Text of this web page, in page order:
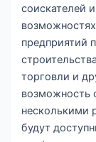
соискателей
предприятий
торговли и
возможность
несколькими
будут